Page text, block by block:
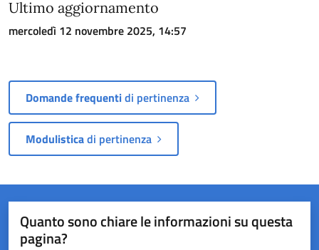
Ultimo aggiornamento
mercoledì 12 novembre 2025, 14:57
Domande frequentidi pertinenza
Modulisticadi pertinenza
Quanto sono chiare le informazioni su questa
pagina?